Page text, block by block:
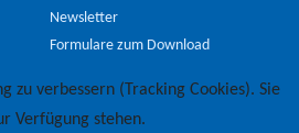
Newsletter
Formulare zum Download
verbessern (Tracking Cookies). Sie
Verfügung stehen.